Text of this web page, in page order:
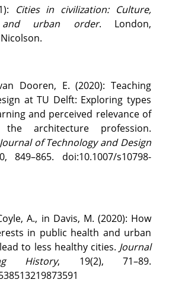
Cities in civilization: Culture,
and urban order. London,
Dooren, E. (2020): Teaching
at TU Delft: Exploring types
and perceived relevance of
architecture profession.
of Technology and Design
849–865. doi:10.1007/s10798-
A., in Davis, M. (2020): How
in public health and urban
to less healthy cities. Journal
History, 19(2), 71–89.